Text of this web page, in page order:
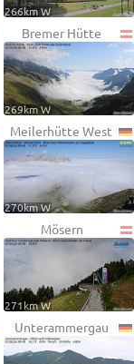
266km W
Bremer Hütte
269km W
Meilerhütte West
270km W
Mösern
271km W
Unterammergau